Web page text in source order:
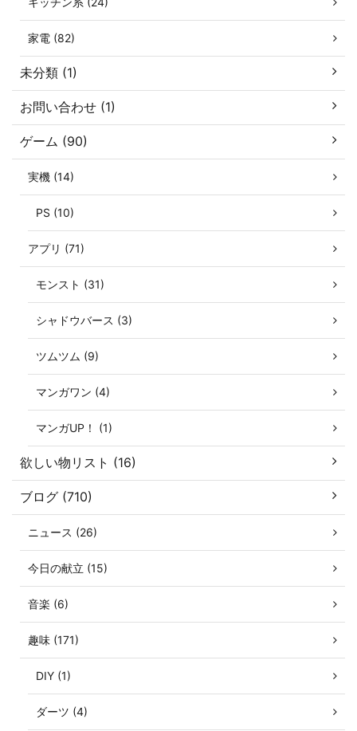
家電 (82)
未分類 (1)
お問い合わせ (1)
ゲーム (90)
実機 (14)
PS (10)
アプリ (71)
モンスト (31)
シャドウバース (3)
ツムツム (9)
マンガワン (4)
マンガUP！ (1)
欲しい物リスト (16)
ブログ (710)
ニュース (26)
今日の献立 (15)
音楽 (6)
趣味 (171)
DIY (1)
ダーツ (4)